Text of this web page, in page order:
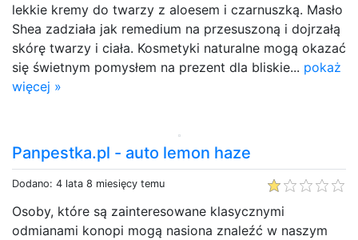
lekkie kremy do twarzy z aloesem i czarnuszką. Masło
Shea zadziała jak remedium na przesuszoną i dojrzałą
skórę twarzy i ciała. Kosmetyki naturalne mogą okazać
się świetnym pomysłem na prezent dla bliskie... pokaż
więcej »
Panpestka.pl - auto lemon haze
Dodano: 4 lata 8 miesięcy temu
Osoby, które są zainteresowane klasycznymi
odmianami konopi mogą nasiona znaleźć w naszym